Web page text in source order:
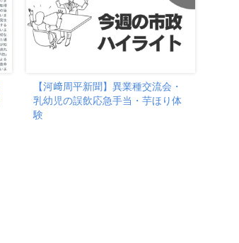
【河﨑周平新聞】異業種交流会・
乳幼児の誤飲応急手当・芋ほり体
験